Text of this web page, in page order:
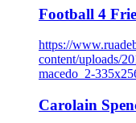
Football 4
https://
content/uploads/
macedo_2-
Carolain